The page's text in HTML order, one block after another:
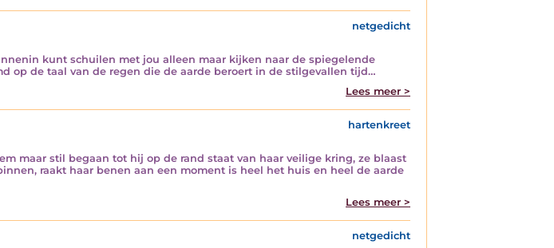
netgedicht
kunt schuilen met jou alleen maar kijken naar de spiegelende
op de taal van de regen die de aarde beroert in de stilgevallen tijd…
Lees meer >
hartenkreet
maar stil begaan tot hij op de rand staat van haar veilige kring, ze blaast
raakt haar benen aan een moment is heel het huis en heel de aarde
Lees meer >
netgedicht